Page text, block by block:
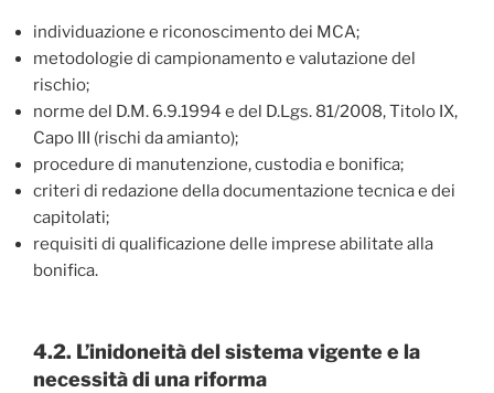
individuazione e riconoscimento dei MCA;
metodologie di campionamento e valutazione del
rischio;
norme del D.M. 6.9.1994 e del D.Lgs. 81/2008, Titolo IX,
Capo III (rischi da amianto);
procedure di manutenzione, custodia e bonifica;
criteri di redazione della documentazione tecnica e dei
capitolati;
requisiti di qualificazione delle imprese abilitate alla
bonifica.
4.2. L’inidoneità del sistema vigente e la
necessità di una riforma